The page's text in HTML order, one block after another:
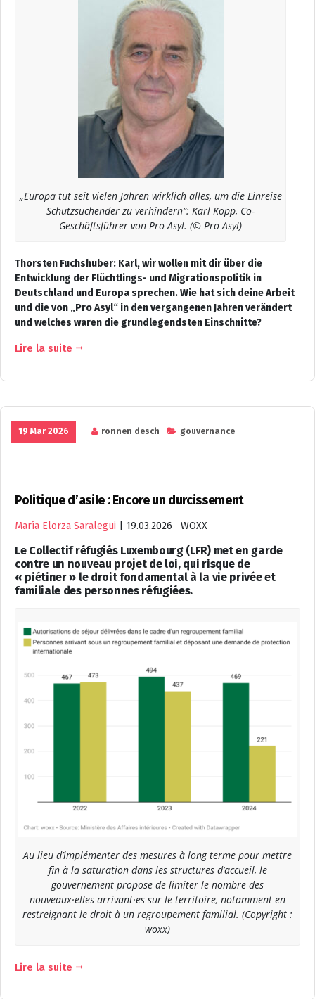
„Europa tut seit vielen Jahren wirklich alles, um die Einreise
Schutzsuchender zu verhindern“: Karl Kopp, Co-
Geschäftsführer von Pro Asyl. (© Pro Asyl)
Thorsten Fuchshuber: Karl, wir wollen mit dir über die
Entwicklung der Flüchtlings- und Migrationspolitik in
Deutschland und Europa sprechen. Wie hat sich deine Arbeit
und die von „Pro Asyl“ in den vergangenen Jahren verändert
und welches waren die grundlegendsten Einschnitte?
Lire la suite
19 Mar 2026 ronnen desch gouvernance
Politique d’asile : Encore un durcissement
María Elorza Saralegui 19.03.2026 WOXX
Le Collectif réfugiés Luxembourg (LFR) met en garde
contre un nouveau projet de loi, qui risque de
« piétiner » le droit fondamental à la vie privée et
familiale des personnes réfugiées.
Au lieu d’implémenter des mesures à long terme pour mettre
fin à la saturation dans les structures d’accueil, le
gouvernement propose de limiter le nombre des
nouveaux·elles arrivant·es sur le territoire, notamment en
restreignant le droit à un regroupement familial. (Copyright :
woxx)
Lire la suite